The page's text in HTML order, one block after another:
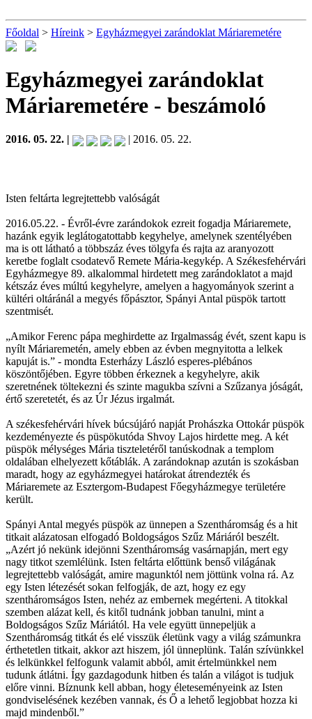
Főoldal > Híreink > Egyházmegyei zarándoklat Máriaremetére
Egyházmegyei zarándoklat
Máriaremetére - beszámoló
2016. 05. 22. | | 2016. 05. 22.
Isten feltárta legrejtettebb valóságát
2016.05.22. - Évről-évre zarándokok ezreit fogadja Máriaremete,
hazánk egyik leglátogatottabb kegyhelye, amelynek szentélyében
ma is ott látható a többszáz éves tölgyfa és rajta az aranyozott
keretbe foglalt csodatevő Remete Mária-kegykép. A Székesfehérvári
Egyházmegye 89. alkalommal hirdetett meg zarándoklatot a majd
kétszáz éves múltú kegyhelyre, amelyen a hagyományok szerint a
kültéri oltáránál a megyés főpásztor, Spányi Antal püspök tartott
szentmisét.
„Amikor Ferenc pápa meghirdette az Irgalmasság évét, szent kapu is
nyílt Máriaremetén, amely ebben az évben megnyitotta a lelkek
kapuját is.” - mondta Esterházy László esperes-plébános
köszöntőjében. Egyre többen érkeznek a kegyhelyre, akik
szeretnének töltekezni és szinte magukba szívni a Szűzanya jóságát,
értő szeretetét, és az Úr Jézus irgalmát.
A székesfehérvári hívek búcsújáró napját Prohászka Ottokár püspök
kezdeményezte és püspökutóda Shvoy Lajos hirdette meg. A két
püspök mélységes Mária tiszteletéről tanúskodnak a templom
oldalában elhelyezett kőtáblák. A zarándoknap azután is szokásban
maradt, hogy az egyházmegyei határokat átrendezték és
Máriaremete az Esztergom-Budapest Főegyházmegye területére
került.
Spányi Antal megyés püspök az ünnepen a Szentháromság és a hit
titkait alázatosan elfogadó Boldogságos Szűz Máriáról beszélt.
„Azért jó nekünk idejönni Szentháromság vasárnapján, mert egy
nagy titkot szemlélünk. Isten feltárta előttünk benső világának
legrejtettebb valóságát, amire magunktól nem jöttünk volna rá. Az
egy Isten létezését sokan felfogják, de azt, hogy ez egy
szentháromságos Isten, nehéz az embernek megérteni. A titokkal
szemben alázat kell, és kitől tudnánk jobban tanulni, mint a
Boldogságos Szűz Máriától. Ha vele együtt ünnepeljük a
Szentháromság titkát és elé visszük életünk vagy a világ számunkra
érthetetlen titkait, akkor azt hiszem, jól ünneplünk. Talán szívünkkel
és lelkünkkel felfogunk valamit abból, amit értelmünkkel nem
tudunk átlátni. Így gazdagodunk hitben és talán a világot is tudjuk
előre vinni. Bíznunk kell abban, hogy életeseményeink az Isten
gondviselésének kezében vannak, és Ő a lehető legjobbat hozza ki
majd mindenből.”